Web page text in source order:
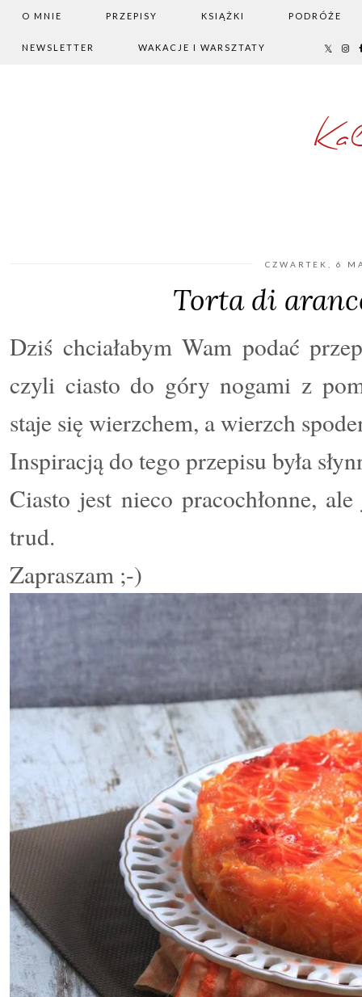
O MNIE PRZEPISY KSIĄŻKI PODRÓŻE
NEWSLETTER WAKACJE I WARSZTATY
CZWARTEK, 6
Torta di
Dziś chciałabym Wam podać
czyli ciasto do góry nogami z
staje się wierzchem, a wierzch
Inspiracją do tego przepisu była
Ciasto jest nieco pracochłonne,
trud.
Zapraszam ;-)